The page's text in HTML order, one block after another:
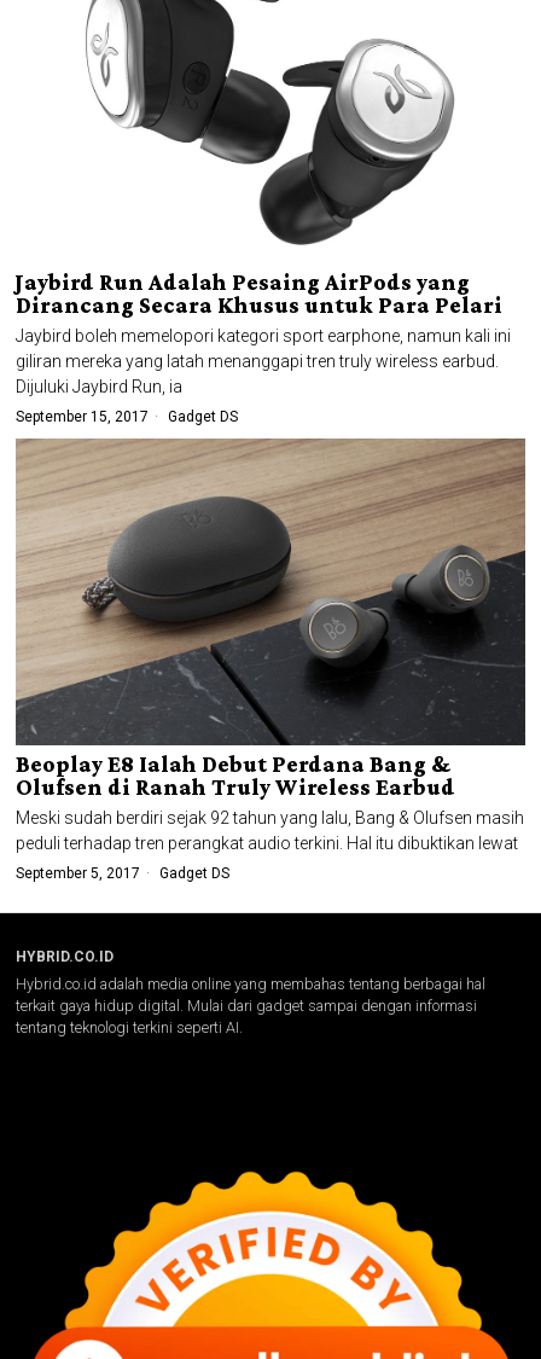
Jaybird Run Adalah Pesaing AirPods yang
Dirancang Secara Khusus untuk Para Pelari
Jaybird boleh memelopori kategori sport earphone, namun kali ini
giliran mereka yang latah menanggapi tren truly wireless earbud.
Dijuluki Jaybird Run, ia
September 15, 2017 Gadget DS
Beoplay E8 Ialah Debut Perdana Bang &
Olufsen di Ranah Truly Wireless Earbud
Meski sudah berdiri sejak 92 tahun yang lalu, Bang & Olufsen masih
peduli terhadap tren perangkat audio terkini. Hal itu dibuktikan lewat
September 5, 2017 Gadget DS
HYBRID.CO.ID
Hybrid.co.id adalah media online yang membahas tentang berbagai hal
terkait gaya hidup digital. Mulai dari gadget sampai dengan informasi
tentang teknologi terkini seperti AI.